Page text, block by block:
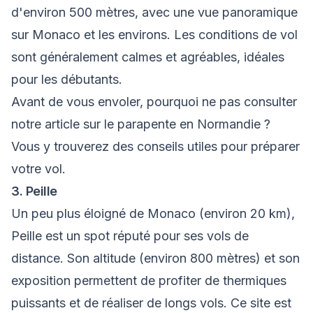
d'environ 500 mètres, avec une vue panoramique
sur Monaco et les environs. Les conditions de vol
sont généralement calmes et agréables, idéales
pour les débutants.
Avant de vous envoler, pourquoi ne pas consulter
notre article sur le parapente en Normandie ?
Vous y trouverez des conseils utiles pour préparer
votre vol.
3. Peille
Un peu plus éloigné de Monaco (environ 20 km),
Peille est un spot réputé pour ses vols de
distance. Son altitude (environ 800 mètres) et son
exposition permettent de profiter de thermiques
puissants et de réaliser de longs vols. Ce site est